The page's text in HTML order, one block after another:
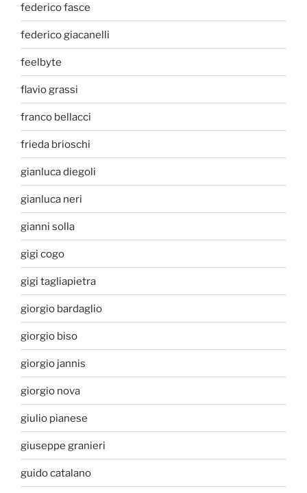
federico fasce
federico giacanelli
feelbyte
flavio grassi
franco bellacci
frieda brioschi
gianluca diegoli
gianluca neri
gianni solla
gigi cogo
gigi tagliapietra
giorgio bardaglio
giorgio biso
giorgio jannis
giorgio nova
giulio pianese
giuseppe granieri
guido catalano